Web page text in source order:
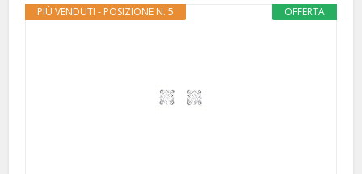
OFFERTA
PIÙ VENDUTI - POSIZIONE N. 5